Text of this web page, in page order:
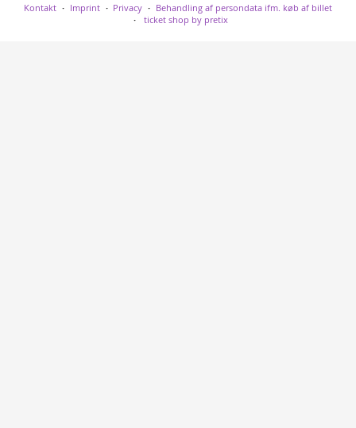
Kontakt Imprint Privacy
Behandling af persondata ifm. køb af billet
ticket shop by pretix